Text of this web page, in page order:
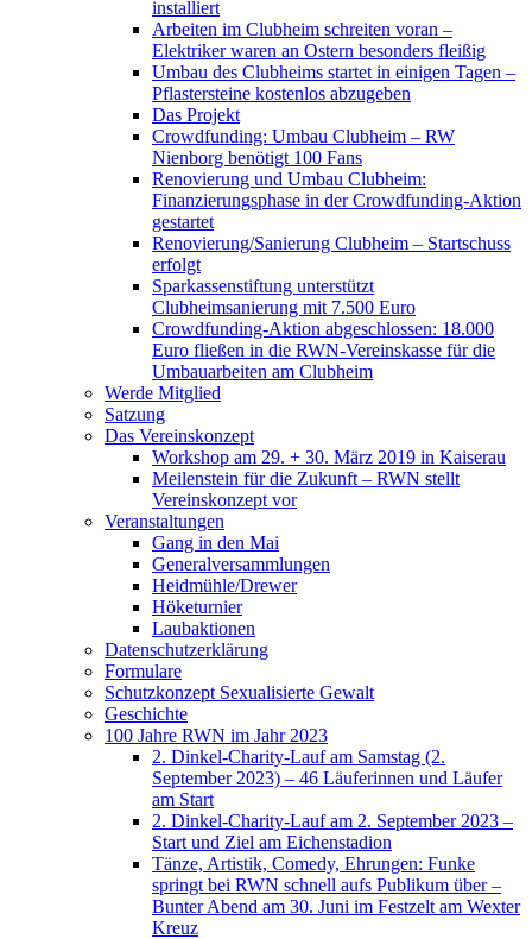
installiert
Arbeiten im Clubheim schreiten voran –
Elektriker waren an Ostern besonders fleißig
Umbau des Clubheims startet in einigen Tagen –
Pflastersteine kostenlos abzugeben
Das Projekt
Crowdfunding: Umbau Clubheim – RW
Nienborg benötigt 100 Fans
Renovierung und Umbau Clubheim:
Finanzierungsphase in der Crowdfunding-Aktion
gestartet
Renovierung/Sanierung Clubheim – Startschuss
erfolgt
Sparkassenstiftung unterstützt
Clubheimsanierung mit 7.500 Euro
Crowdfunding-Aktion abgeschlossen: 18.000
Euro fließen in die RWN-Vereinskasse für die
Umbauarbeiten am Clubheim
Werde Mitglied
Satzung
Das Vereinskonzept
Workshop am 29. + 30. März 2019 in Kaiserau
Meilenstein für die Zukunft – RWN stellt
Vereinskonzept vor
Veranstaltungen
Gang in den Mai
Generalversammlungen
Heidmühle/Drewer
Höketurnier
Laubaktionen
Datenschutzerklärung
Formulare
Schutzkonzept Sexualisierte Gewalt
Geschichte
100 Jahre RWN im Jahr 2023
2. Dinkel-Charity-Lauf am Samstag (2.
September 2023) – 46 Läuferinnen und Läufer
am Start
2. Dinkel-Charity-Lauf am 2. September 2023 –
Start und Ziel am Eichenstadion
Tänze, Artistik, Comedy, Ehrungen: Funke
springt bei RWN schnell aufs Publikum über –
Bunter Abend am 30. Juni im Festzelt am Wexter
Kreuz